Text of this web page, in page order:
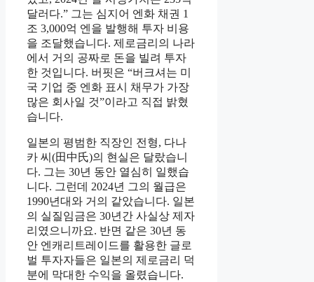
달러다.” 그는 심지어 엔화 채권 1
조 3,000억 엔을 발행해 투자 비용
을 조달했습니다. 제로금리의 나라
에서 거의 공짜로 돈을 빌려 투자
한 것입니다. 버핏은 “버크셔는 미
국 기업 중 엔화 표시 채무가 가장
많은 회사일 것”이라고 직접 밝혔
습니다.
일본의 평범한 직장인 전형, 다나
카 씨(田中氏)의 현실은 달랐습니
다. 그는 30년 동안 열심히 일했습
니다. 그런데 2024년 그의 월급은
1990년대와 거의 같았습니다. 일본
의 실질임금은 30년간 사실상 제자
리였으니까요. 반면 같은 30년 동
안 엔캐리트레이드를 활용한 글로
벌 투자자들은 일본의 제로금리 덕
분에 막대한 수익을 올렸습니다.